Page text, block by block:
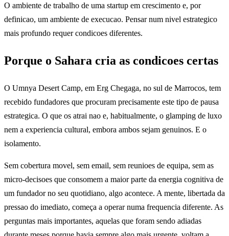
O ambiente de trabalho de uma startup em crescimento e, por
definicao, um ambiente de execucao. Pensar num nivel estrategico
mais profundo requer condicoes diferentes.
Porque o Sahara cria as condicoes certas
O Umnya Desert Camp, em Erg Chegaga, no sul de Marrocos, tem
recebido fundadores que procuram precisamente este tipo de pausa
estrategica. O que os atrai nao e, habitualmente, o glamping de luxo
nem a experiencia cultural, embora ambos sejam genuinos. E o
isolamento.
Sem cobertura movel, sem email, sem reunioes de equipa, sem as
micro-decisoes que consomem a maior parte da energia cognitiva de
um fundador no seu quotidiano, algo acontece. A mente, libertada da
pressao do imediato, começa a operar numa frequencia diferente. As
perguntas mais importantes, aquelas que foram sendo adiadas